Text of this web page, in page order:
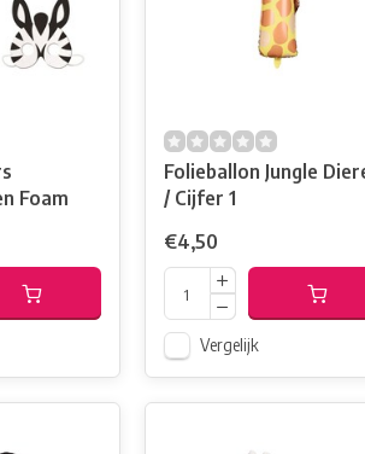
Foam
Folieballon Jungle
/ Cijfer 1
€4,50
Vergelijk